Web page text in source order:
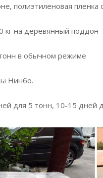
полиэтиленовая
кг на деревянный поддон
в обычном режиме
Нинбо.
для 5 тонн, 10-15 дней